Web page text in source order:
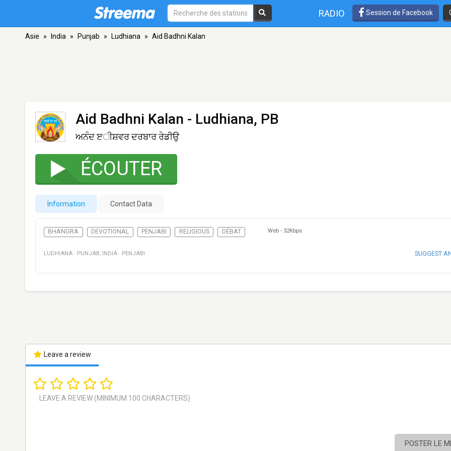
RADIO Session de Facebook
Asie » India » Punjab » Ludhiana » Aid Badhni Kalan
Aid Badhni Kalan - Ludhiana, PB
ਅਨੰਦ ੲੀਸ਼ਵਰ ਦਰਬਾਰ ਰੇਡੀਉ
ÉCOUTER
Information Contact Data
BHANGRA DEVOTIONAL PENJABI RELIGIOUS DÉBAT Web - 32Kbps
LUDHIANA · PUNJAB, INDIA · PENJABI SUGGEST
Leave a review
POSTER LE